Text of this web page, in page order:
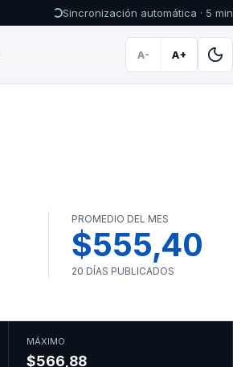
Sincronización automática · 5 min
A- A+
PROMEDIO DEL MES
$555,40
20 DÍAS PUBLICADOS
MÁXIMO
$566,88